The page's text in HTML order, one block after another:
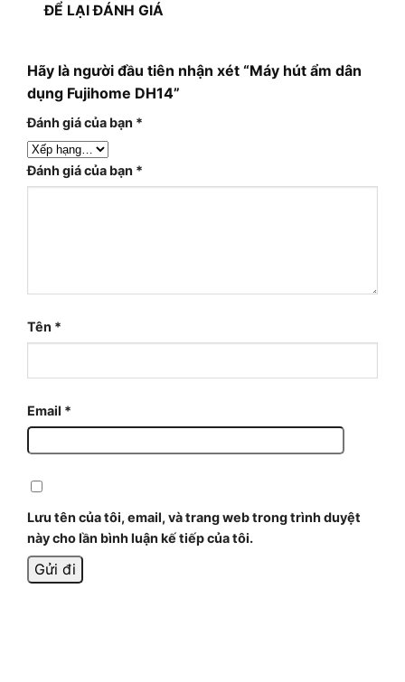
ĐỂ LẠI ĐÁNH GIÁ
Hãy là người đầu tiên nhận xét “Máy hút ẩm dân
dụng Fujihome DH14”
Đánh giá của bạn *
Đánh giá của bạn *
Tên *
Email *
Lưu tên của tôi, email, và trang web trong trình duyệt
này cho lần bình luận kế tiếp của tôi.